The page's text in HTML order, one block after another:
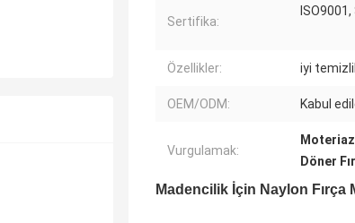
Sertifika:
ISO9001,
Özellikler: iyi
OEM/ODM: Kabul
Vurgulamak:
Döner
Madencilik İçin Naylon Fırça